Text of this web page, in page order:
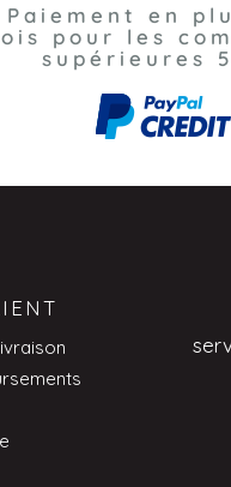
Paiement en
pour les
supérieures